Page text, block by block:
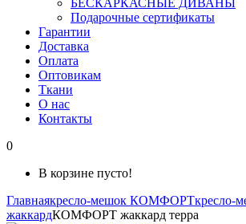
БЕСКАРКАСНЫЕ ДИВАНЫ
Подарочные сертификаты
Гарантии
Доставка
Оплата
Оптовикам
Ткани
О нас
Контакты
0
В корзине пусто!
Главнаякресло-мешок КОМФОРТ
жаккардКОМФОРТ жаккард терра